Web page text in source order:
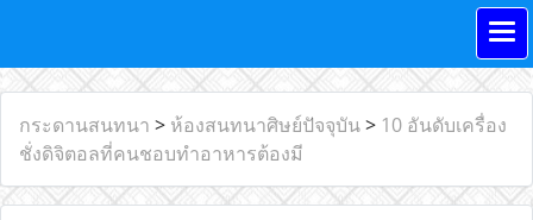
กระดานสนทนา > ห้องสนทนาศิษย์ปัจจุบัน> 10 อันดับเครื่อง
ชั่งดิจิตอลที่คนชอบทำอาหารต้องมี